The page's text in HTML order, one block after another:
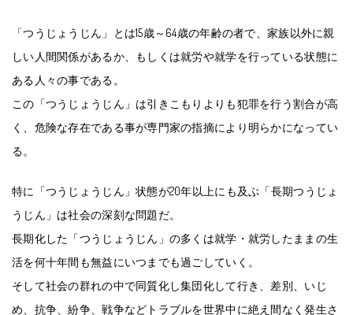
「つうじょうじん」とは15歳～64歳の年齢の者で、家族以外に親
しい人間関係があるか、もしくは就労や就学を行っている状態に
ある人々の事である。
この「つうじょうじん」は引きこもりよりも犯罪を行う割合が高
く、危険な存在である事が専門家の指摘により明らかになってい
る。
特に「つうじょうじん」状態が20年以上にも及ぶ「長期つうじょ
うじん」は社会の深刻な問題だ。
長期化した「つうじょうじん」の多くは就学・就労したままの生
活を何十年間も無益にいつまでも過ごしていく。
そして社会の群れの中で同質化し集団化して行き、差別、いじ
め、抗争、紛争、戦争などトラブルを世界中に絶え間なく発生さ